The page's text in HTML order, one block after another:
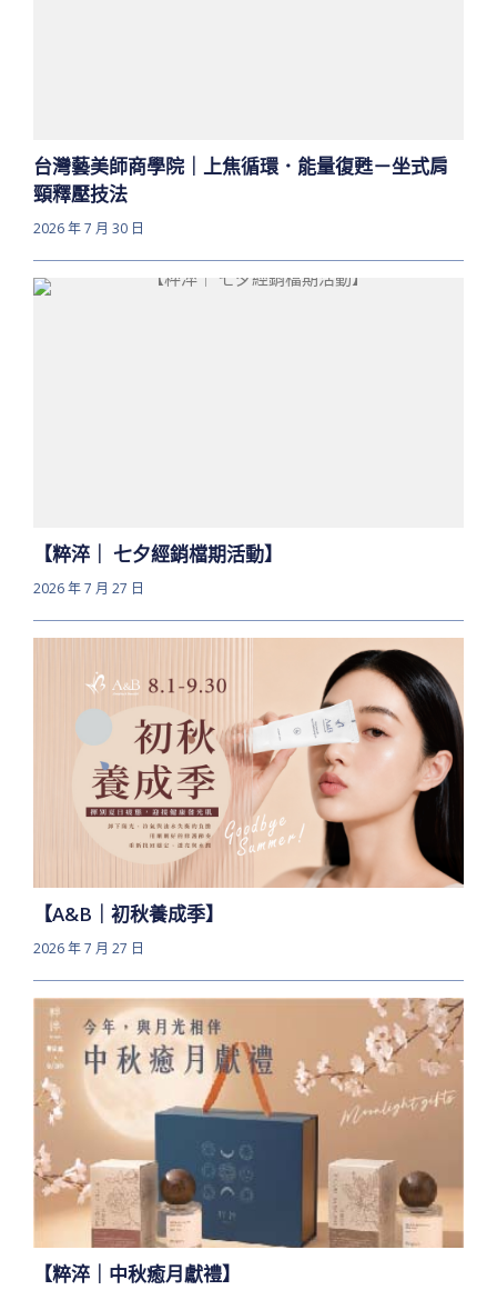
台灣藝美師商學院｜上焦循環．能量復甦－坐式肩
頸釋壓技法
2026 年 7 月 30 日
【粹淬｜ 七夕經銷檔期活動】
2026 年 7 月 27 日
【A&B｜初秋養成季】
2026 年 7 月 27 日
【粹淬｜中秋癒月獻禮】